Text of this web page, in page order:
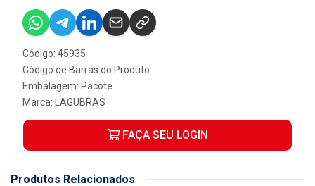
Código: 45935
Código de Barras do Produto:
Embalagem: Pacote
Marca:
LAGUBRAS
FAÇA SEU LOGIN
Produtos Relacionados